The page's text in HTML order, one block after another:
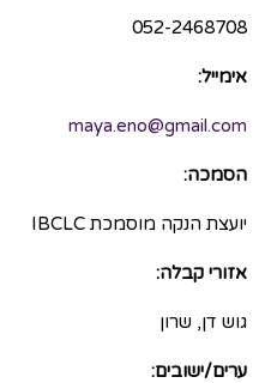
052-2468708
אימייל:
maya.eno@gmail.com
הסמכה:
יועצת הנקה מוסמכת IBCLC
אזורי קבלה:
גוש דן, שרון
ערים/ישובים: